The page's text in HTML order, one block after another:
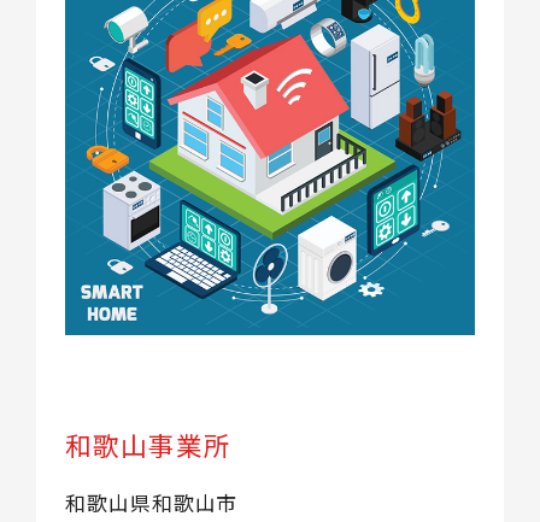
和歌山事業所
和歌山県和歌山市